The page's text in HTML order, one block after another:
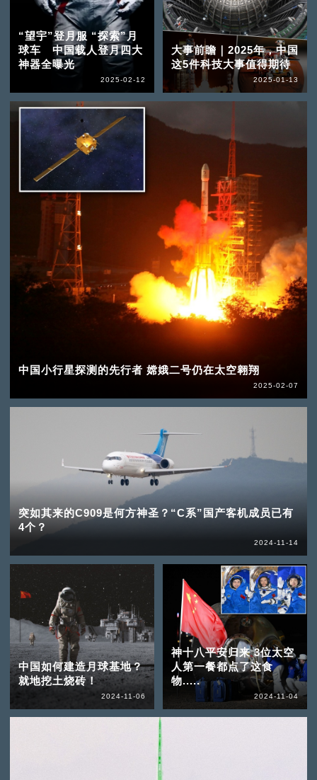
“望宇”登月服 “探索”月
球车 中国载人登月四大
神器全曝光
2025-02-12
中国小行星探测的先行者 嫦娥二号仍在太空翱翔
2025-02-07
大事前瞻｜2025年，中国
这5件科技大事值得期待
2025-01-13
突如其来的C909是何方神圣？“C系”国产客机成员已有
4个？
2024-11-14
中国如何建造月球基地？
就地挖土烧砖！
2024-11-06
神十八平安归来 3位太空
人第一餐都点了这食
物.....
2024-11-04